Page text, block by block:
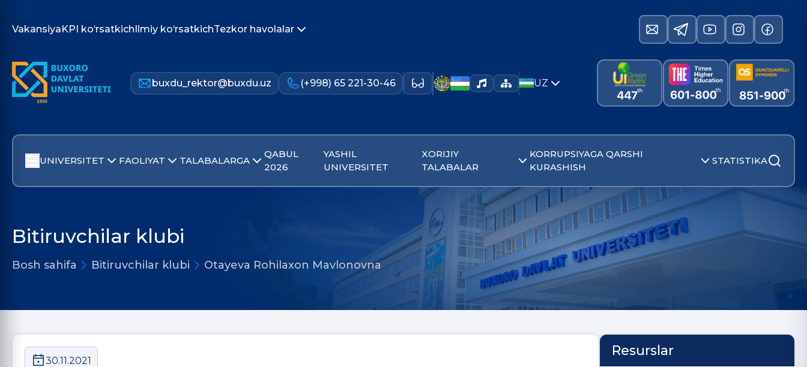
VakansiyaKPI ko‘rsatkichIlmiy ko‘rsatkichTezkor havolalar
buxdu_rektor@buxdu.uz (+998) 65 221-30-46 UZ
UNIVERSITET FAOLIYAT TALABALARGA
QABUL
2026
YASHIL
UNIVERSITET
XORIJIY
TALABALAR
KORRUPSIYAGA QARSHI
KURASHISH
STATISTIKA
Bitiruvchilar klubi
Bosh sahifa Bitiruvchilar klubi Otayeva Rohilaxon Mavlonovna
30.11.2021
Resurslar